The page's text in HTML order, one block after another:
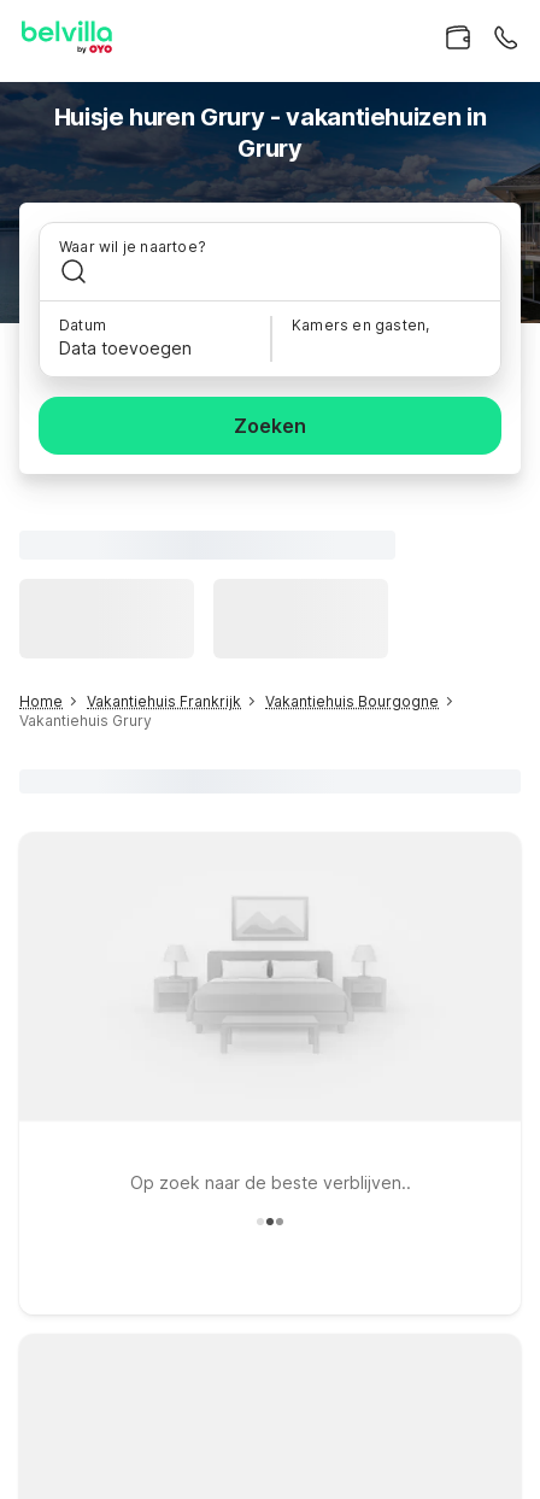
Huisje huren Grury - vakantiehuizen in
Grury
Waar wil je naartoe?
Datum
Data toevoegen
Kamers en gasten,
Zoeken
Home Vakantiehuis Frankrijk
Vakantiehuis Bourgogne
Vakantiehuis Grury
Op zoek naar de beste verblijven..